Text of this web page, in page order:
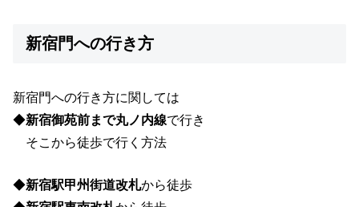
新宿門への行き方
新宿門への行き方に関しては
◆新宿御苑前まで丸ノ内線で行き
そこから徒歩で行く方法
◆新宿駅甲州街道改札から徒歩